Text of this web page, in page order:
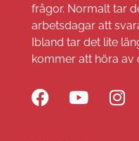
frågor. Normalt tar
arbetsdagar att
Ibland tar det lite
kommer att höra av